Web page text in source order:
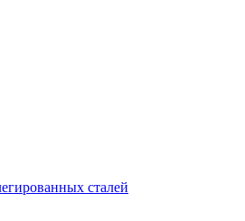
сталей